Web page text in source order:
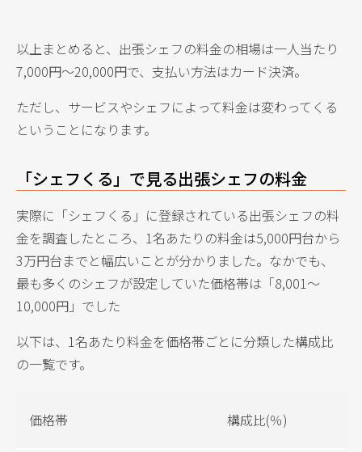
以上まとめると、出張シェフの料金の相場は一人当たり
7,000円〜20,000円で、支払い方法はカード決済。
ただし、サービスやシェフによって料金は変わってくる
ということになります。
「シェフくる」で見る出張シェフの料金
実際に「シェフくる」に登録されている出張シェフの料
金を調査したところ、1名あたりの料金は5,000円台から
3万円台までと幅広いことが分かりました。なかでも、
最も多くのシェフが設定していた価格帯は「8,001〜
10,000円」でした
以下は、1名あたり料金を価格帯ごとに分類した構成比
の一覧です。
価格帯 構成比(％)